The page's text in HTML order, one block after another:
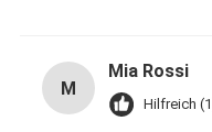
M
Mia Rossi
Hilfreich